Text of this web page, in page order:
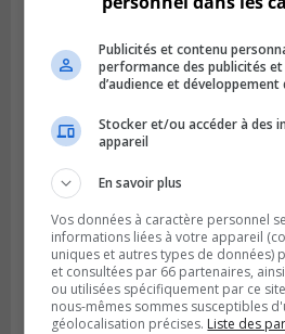
Publié le 12 février 2024 à 10h54
Le timbre poste risque
Publicités et contenu
performance des publicités
d’audience et développement
Stocker et/ou accéder à des
appareil
En savoir plus
Vos données à caractère personnel
informations liées à votre appareil
uniques et autres types de données)
et consultées par 66 partenaires,
ou utilisées spécifiquement par ce
nous-mêmes sommes susceptibles
géolocalisation précises. Liste des